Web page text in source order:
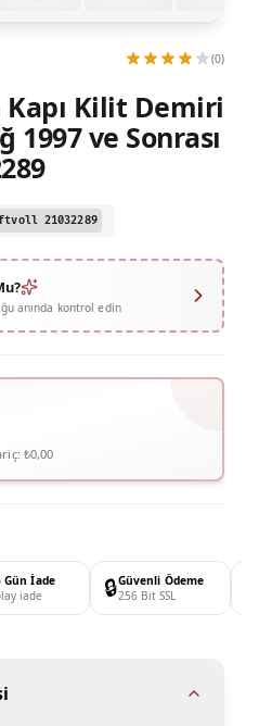
(0)
Kilit Demiri
1997 ve Sonrası
21032289
anında kontrol edin
₺0,00
Gün İade
iade
🔒Güvenli Ödeme
256 Bit SSL